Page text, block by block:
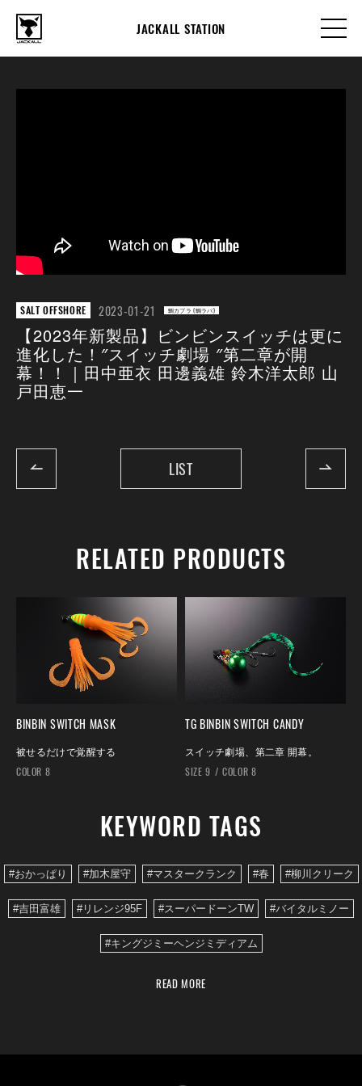
JACKALL STATION
SALT OFFSHORE 2023-01-21 鯛カブラ (鯛ラバ)
【2023年新製品】ビンビンスイッチは更に
進化した！″スイッチ劇場 ″第二章が開
幕！！｜田中亜衣 田邊義雄 鈴木洋太郎 山
戸田恵一
LIST
RELATED PRODUCTS
BINBIN SWITCH MASK
被せるだけで覚醒する
COLOR 8
TG BINBIN SWITCH CANDY
スイッチ劇場、第二章 開幕。
SIZE 9 COLOR 8
KEYWORD TAGS
#おかっぱり #加木屋守 #マスタークランク #春 #柳川クリーク
#吉田富雄 #リレンジ95F #スーパードーンTW #バイタルミノー
#キングジミーヘンジミディアム
READ MORE